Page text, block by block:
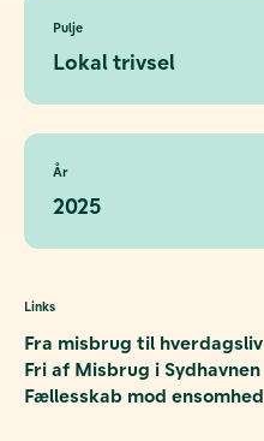
Pulje
Lokal trivsel
År
2025
Links
Fra misbrug til hverdagsliv
Fri af Misbrug i Sydhavnen
Fællesskab mod ensomhed